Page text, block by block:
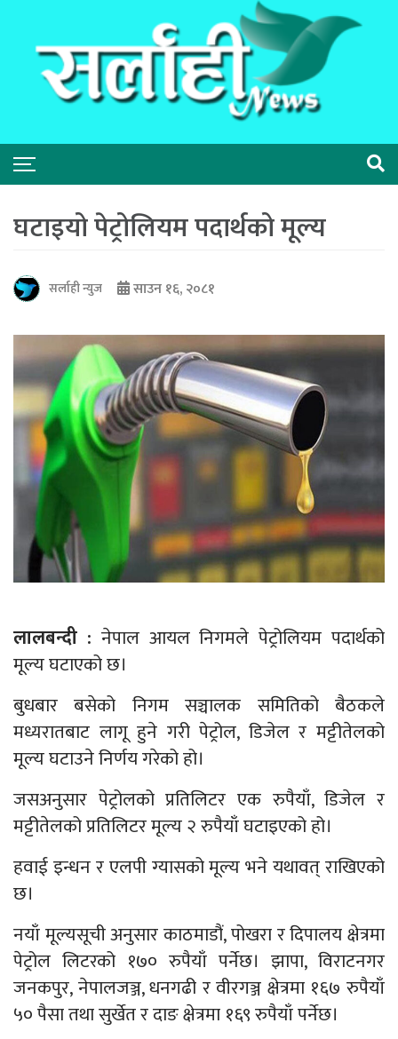
घटाइयो पेट्रोलियम पदार्थको मूल्य
सर्लाही न्युज साउन १६, २०८१
लालबन्दी : नेपाल आयल निगमले पेट्रोलियम पदार्थको
मूल्य घटाएको छ।
बुधबार बसेको निगम सञ्चालक समितिको बैठकले
मध्यरातबाट लागू हुने गरी पेट्रोल, डिजेल र मट्टीतेलको
मूल्य घटाउने निर्णय गरेको हो।
जसअनुसार पेट्रोलको प्रतिलिटर एक रुपैयाँ, डिजेल र
मट्टीतेलको प्रतिलिटर मूल्य २ रुपैयाँ घटाइएको हो।
हवाई इन्धन र एलपी ग्यासको मूल्य भने यथावत् राखिएको
छ।
नयाँ मूल्यसूची अनुसार काठमाडौं, पोखरा र दिपालय क्षेत्रमा
पेट्रोल लिटरको १७० रुपैयाँ पर्नेछ। झापा, विराटनगर
जनकपुर, नेपालजञ्ज, धनगढी र वीरगञ्ज क्षेत्रमा १६७ रुपैयाँ
५० पैसा तथा सुर्खेत र दाङ क्षेत्रमा १६९ रुपैयाँ पर्नेछ।